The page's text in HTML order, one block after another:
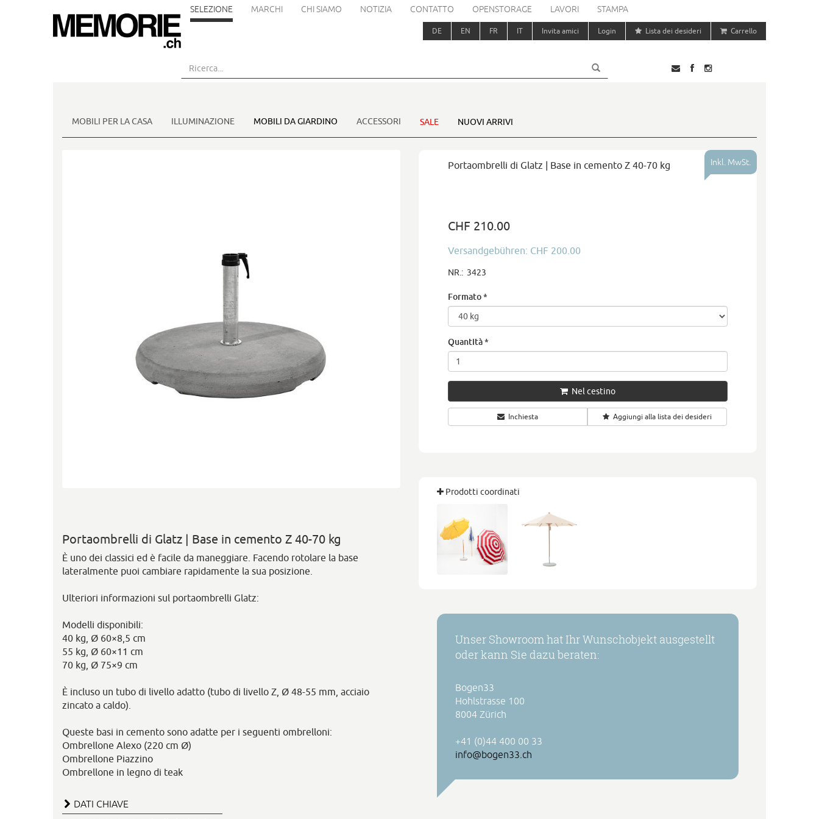
SELEZIONE MARCHI CHI SIAMO NOTIZIA CONTATTO OPENSTORAGE LAVORI STAMPA
DE EN FR IT Invita amici Login Lista dei desideri Carrello
MOBILI PER LA CASA ILLUMINAZIONE MOBILI DA GIARDINO ACCESSORI SALE NUOVI ARRIVI
Portaombrelli di Glatz | Base in cemento Z 40-70 kg
È uno dei classici ed è facile da maneggiare. Facendo rotolare la base
lateralmente puoi cambiare rapidamente la sua posizione.
Ulteriori informazioni sul portaombrelli Glatz:
Modelli disponibili:
40 kg, Ø 60×8,5 cm
55 kg, Ø 60×11 cm
70 kg, Ø 75×9 cm
È incluso un tubo di livello adatto (tubo di livello Z, Ø 48-55 mm, acciaio
zincato a caldo).
Queste basi in cemento sono adatte per i seguenti ombrelloni:
Ombrellone Alexo (220 cm Ø)
Ombrellone Piazzino
Ombrellone in legno di teak
DATI CHIAVE
Inkl. MwSt.
Portaombrelli di Glatz | Base in cemento Z 40-70 kg
CHF 210.00
Versandgebühren: CHF 200.00
NR.: 3423
Formato*
Quantità*
Nel cestino
Inchiesta Aggiungi alla lista dei desideri
Prodotti coordinati
Unser Showroom hat Ihr Wunschobjekt ausgestellt
oder kann Sie dazu beraten:
Bogen33
Hohlstrasse 100
8004 Zürich
+41 (0)44 400 00 33
info@bogen33.ch